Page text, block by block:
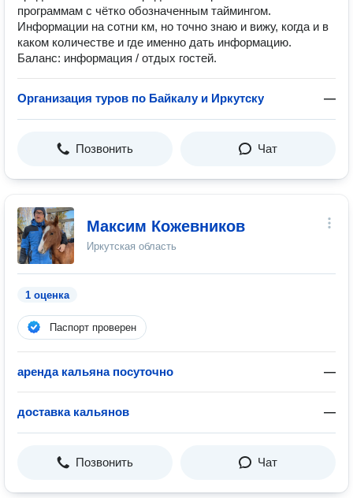
программам с чётко обозначенным таймингом.
Информации на сотни км, но точно знаю и вижу, когда и в
каком количестве и где именно дать информацию.
Баланс: информация / отдых гостей.
Организация туров по Байкалу и Иркутску —
Позвонить Чат
Максим Кожевников
Иркутская область
1 оценка
Паспорт проверен
аренда кальяна посуточно —
доставка кальянов —
Позвонить Чат